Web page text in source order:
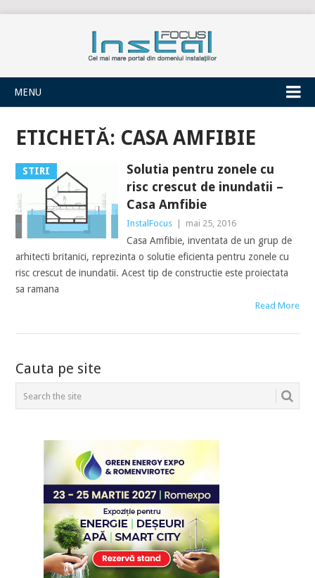
INSTALFOCUS
MENU
ETICHETĂ: CASA AMFIBIE
STIRI
Solutia pentru zonele cu
risc crescut de inundatii –
Casa Amfibie
InstalFocus mai 25, 2016
Casa Amfibie, inventata de un grup de
arhitecti britanici, reprezinta o solutie eficienta pentru zonele cu
risc crescut de inundatii. Acest tip de constructie este proiectata
sa ramana
Read More
POSTS
NAVIGATION
Cauta pe site